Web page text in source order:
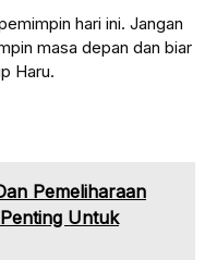
hari ini. Jangan
masa depan dan biar
Haru.
Pemeliharaan
Untuk